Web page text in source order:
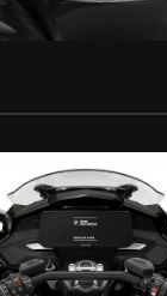
Jön még kép!